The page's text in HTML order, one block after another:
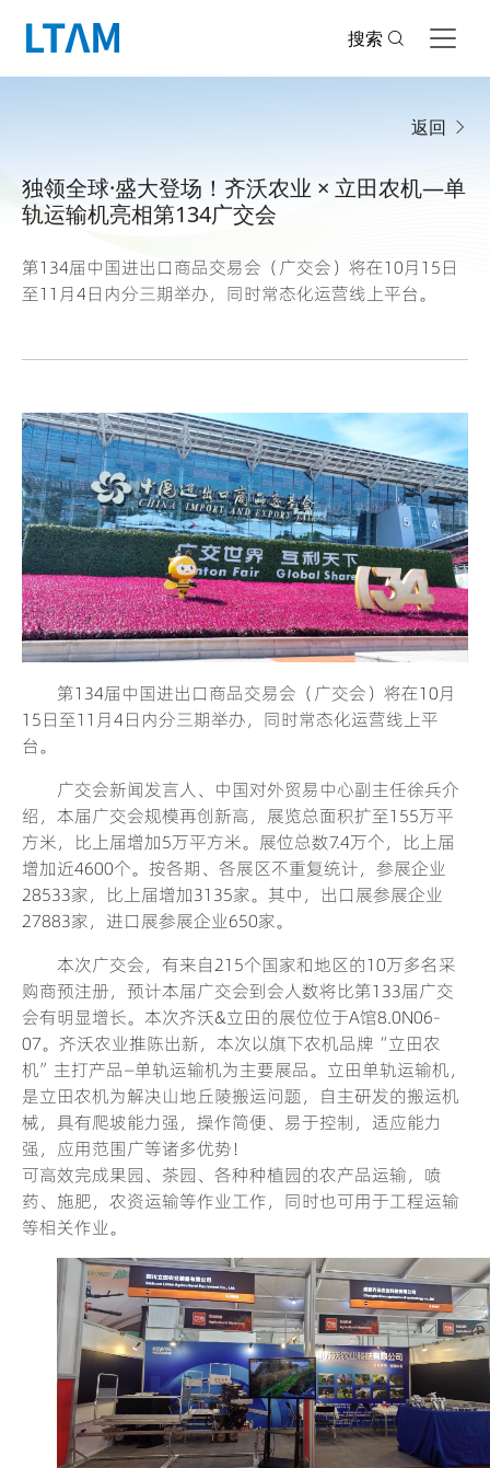
搜索
返回
独领全球·盛大登场！齐沃农业 × 立田农机—单
轨运输机亮相第134广交会
第134届中国进出口商品交易会（广交会）将在10月15日
至11月4日内分三期举办，同时常态化运营线上平台。
第134届中国进出口商品交易会（广交会）将在10月
15日至11月4日内分三期举办，同时常态化运营线上平
台。
广交会新闻发言人、中国对外贸易中心副主任徐兵介
绍，本届广交会规模再创新高，展览总面积扩至155万平
方米，比上届增加5万平方米。展位总数7.4万个，比上届
增加近4600个。按各期、各展区不重复统计，参展企业
28533家，比上届增加3135家。其中，出口展参展企业
27883家，进口展参展企业650家。
本次广交会，有来自215个国家和地区的10万多名采
购商预注册，预计本届广交会到会人数将比第133届广交
会有明显增长。本次齐沃&立田的展位位于A馆8.0N06-
07。齐沃农业推陈出新，本次以旗下农机品牌“立田农
机”主打产品—单轨运输机为主要展品。立田单轨运输机，
是立田农机为解决山地丘陵搬运问题，自主研发的搬运机
械，具有爬坡能力强，操作简便、易于控制，适应能力
强，应用范围广等诸多优势！
可高效完成果园、茶园、各种种植园的农产品运输，喷
药、施肥，农资运输等作业工作，同时也可用于工程运输
等相关作业。